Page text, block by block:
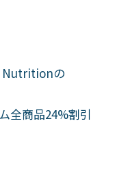
Nutritionの
全商品24%割引